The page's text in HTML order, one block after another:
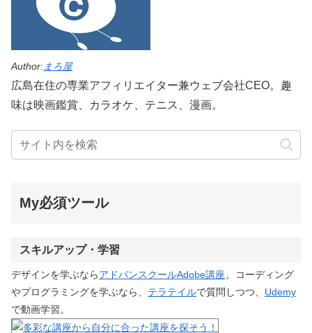
Author:まろ屋
広島在住の専業アフィリエイター兼ウェブ会社CEO。趣
味は映画鑑賞、カラオケ、テニス、漫画。
My必須ツール
スキルアップ・学習
デザインを学ぶならアドバンスクールAdobe講座。コーディング
やプログラミングを学ぶなら、 テラテイルで質問しつつ、 Udemy
で動画学習。